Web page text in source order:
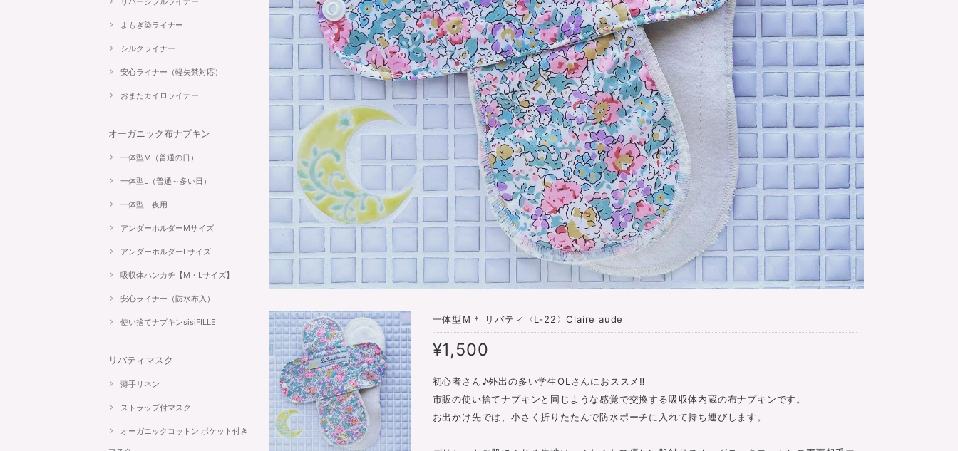
よもぎ染ライナー
シルクライナー
安心ライナー（軽失禁対応）
おまたカイロライナー
オーガニック布ナプキン
一体型M（普通の日）
一体型L（普通～多い日）
一体型 夜用
アンダーホルダーMサイズ
アンダーホルダーLサイズ
吸収体ハンカチ【M・Lサイズ】
安心ライナー（防水布入）
使い捨てナプキンsisiFILLE
リバティマスク
薄手リネン
ストラップ付マスク
オーガニックコットン ポケット付き
一体型Ｍ＊ リバティ〈L-22〉Claire aude
¥1,500
初心者さん♪外出の多い学生OLさんにおススメ‼
市販の使い捨てナプキンと同じような感覚で交換する吸収体内蔵の布ナプキンです。
お出かけ先では、小さく折りたたんで防水ポーチに入れて持ち運びします。